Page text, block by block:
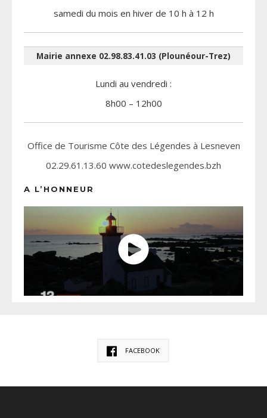
samedi du mois en hiver de 10 h à 12 h
Mairie annexe 02.98.83.41.03 (Plounéour-Trez)
Lundi au vendredi :
8h00 – 12h00
Office de Tourisme Côte des Légendes à Lesneven
02.29.61.13.60 www.cotedeslegendes.bzh
A L’HONNEUR
FACEBOOK